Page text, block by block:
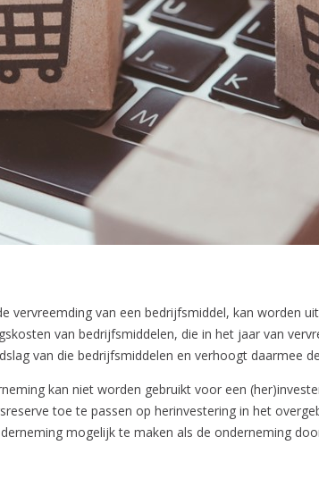
vervreemding van een bedrijfsmiddel, kan worden
van bedrijfsmiddelen, die in het jaar van
van die bedrijfsmiddelen en verhoogt daarmee
kan niet worden gebruikt voor een
toe te passen op herinvestering in het
mogelijk te maken als de onderneming